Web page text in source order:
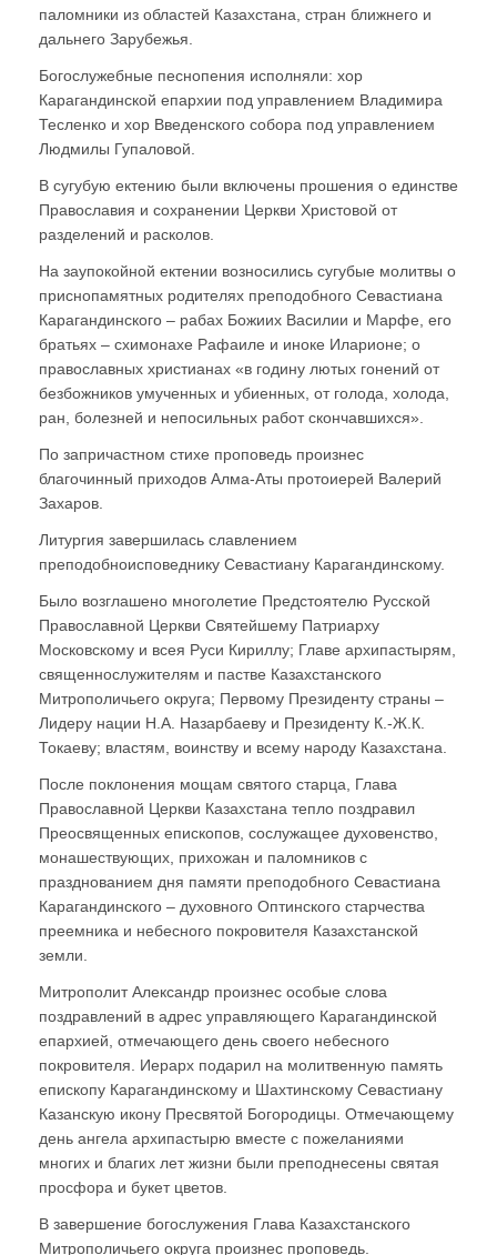
паломники из областей Казахстана, стран ближнего и
дальнего Зарубежья.
Богослужебные песнопения исполняли: хор
Карагандинской епархии под управлением Владимира
Тесленко и хор Введенского собора под управлением
Людмилы Гупаловой.
В сугубую ектению были включены прошения о единстве
Православия и сохранении Церкви Христовой от
разделений и расколов.
На заупокойной ектении возносились сугубые молитвы о
приснопамятных родителях преподобного Севастиана
Карагандинского – рабах Божиих Василии и Марфе, его
братьях – схимонахе Рафаиле и иноке Иларионе; о
православных христианах «в годину лютых гонений от
безбожников умученных и убиенных, от голода, холода,
ран, болезней и непосильных работ скончавшихся».
По запричастном стихе проповедь произнес
благочинный приходов Алма-Аты протоиерей Валерий
Захаров.
Литургия завершилась славлением
преподобноисповеднику Севастиану Карагандинскому.
Было возглашено многолетие Предстоятелю Русской
Православной Церкви Святейшему Патриарху
Московскому и всея Руси Кириллу; Главе архипастырям,
священнослужителям и пастве Казахстанского
Митрополичьего округа; Первому Президенту страны –
Лидеру нации Н.А. Назарбаеву и Президенту К.-Ж.К.
Токаеву; властям, воинству и всему народу Казахстана.
После поклонения мощам святого старца, Глава
Православной Церкви Казахстана тепло поздравил
Преосвященных епископов, сослужащее духовенство,
монашествующих, прихожан и паломников с
празднованием дня памяти преподобного Севастиана
Карагандинского – духовного Оптинского старчества
преемника и небесного покровителя Казахстанской
земли.
Митрополит Александр произнес особые слова
поздравлений в адрес управляющего Карагандинской
епархией, отмечающего день своего небесного
покровителя. Иерарх подарил на молитвенную память
епископу Карагандинскому и Шахтинскому Севастиану
Казанскую икону Пресвятой Богородицы. Отмечающему
день ангела архипастырю вместе с пожеланиями
многих и благих лет жизни были преподнесены святая
просфора и букет цветов.
В завершение богослужения Глава Казахстанского
Митрополичьего округа произнес проповедь.